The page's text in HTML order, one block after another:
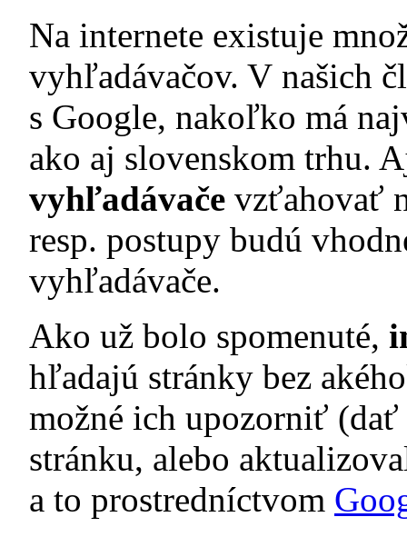
Na internete existuje
vyhľadávačov. V našich
s Google, nakoľko má
ako aj slovenskom trhu.
vyhľadávače vzťahovať
resp. postupy budú
vyhľadávače.
Ako už bolo spomenuté,
hľadajú stránky bez
možné ich upozorniť
stránku, alebo
a to prostredníctvom